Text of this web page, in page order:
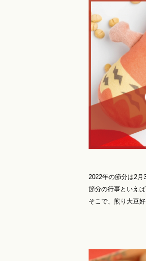
2022年の節分は2月
節分の行事といえ
そこで、煎り大豆